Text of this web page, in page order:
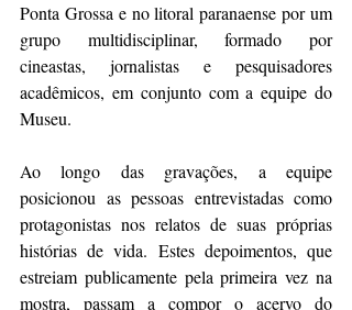
Ponta Grossa e no litoral paranaense por um
grupo multidisciplinar, formado por
cineastas, jornalistas e pesquisadores
acadêmicos, em conjunto com a equipe do
Museu.
Ao longo das gravações, a equipe
posicionou as pessoas entrevistadas como
protagonistas nos relatos de suas próprias
histórias de vida. Estes depoimentos, que
estreiam publicamente pela primeira vez na
mostra, passam a compor o acervo do